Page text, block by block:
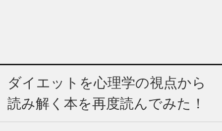
ダイエットを心理学の視点から
読み解く本を再度読んでみた！